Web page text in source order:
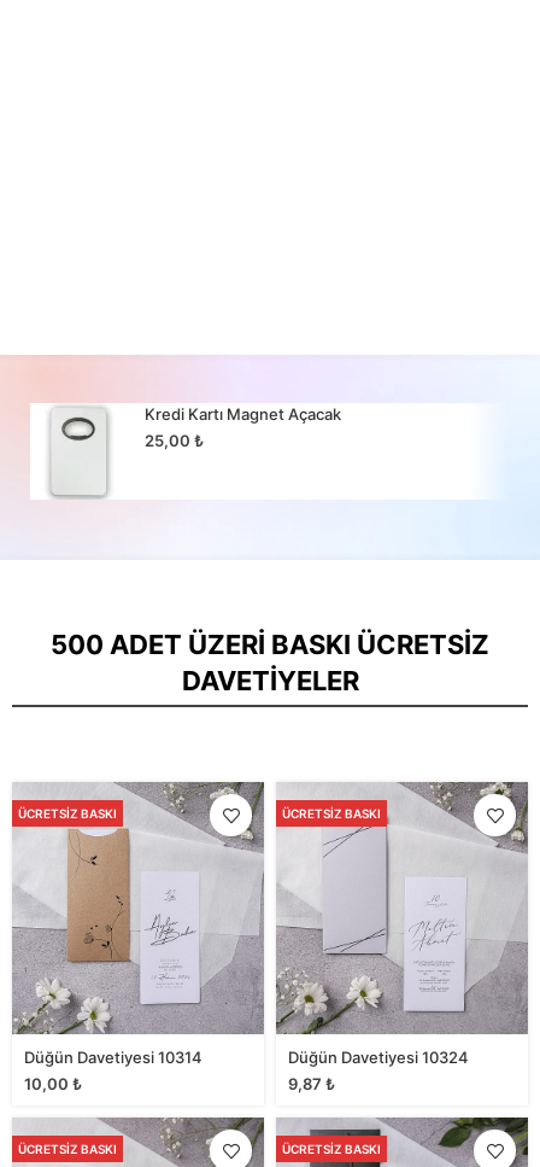
Kredi Kartı Magnet Açacak
25,00₺
500 ADET ÜZERI BASKI ÜCRETSIZ
DAVETIYELER
ÜCRETSIZ BASKI
Düğün Davetiyesi 10314
10,00 ₺
ÜCRETSIZ BASKI
Düğün Davetiyesi 10324
9,87 ₺
ÜCRETSIZ BASKI ÜCRETSIZ BASKI